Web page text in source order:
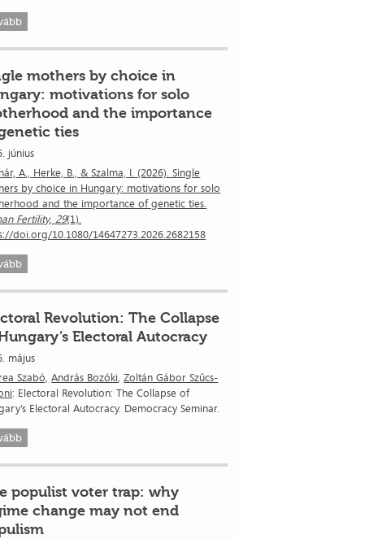
mothers by choice in
motivations for solo
and the importance
ties
június
A., Herke, B., & Szalma, I. (2026). Single
by choice in Hungary: motivations for solo
and the importance of genetic ties.
Fertility,29(1).
doi.org/10.1080/14647273.2026.2682158
Revolution: The Collapse
Electoral Autocracy
május
Szabó, András Bozóki,Zoltán Gábor Szűcs-
: Electoral Revolution: The Collapse of
Electoral Autocracy. Democracy Seminar.
populist voter trap: why
change may not end